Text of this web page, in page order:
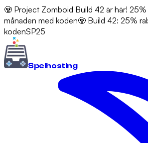
🧟 Project Zomboid Build 42 är här!
månaden med koden🧟 Build 42: 25%
kodenSP25
Spelhosting